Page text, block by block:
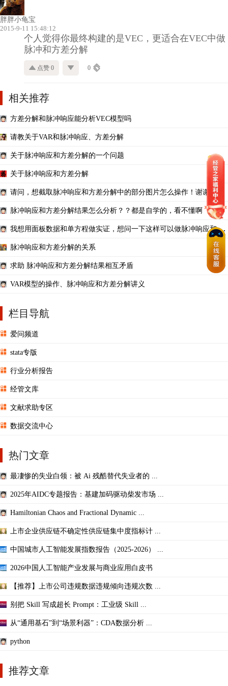
胖胖小龟宝
2015-9-11 15:48:12
个人觉得你最终构建的是VEC，更适合在VEC中做
脉冲和方差分解
点赞 0 0
相关推荐
方差分解和脉冲响应能分析VEC模型吗
请教关于VAR和脉冲响应、方差分解
关于脉冲响应和方差分解的一个问题
关于脉冲响应和方差分解
请问，想截取脉冲响应和方差分解中的部分图片怎么操作！谢谢！
脉冲响应和方差分解结果怎么分析？？都是自学的，看不懂啊
我想用面板数据和单方程做实证，想问一下这样可以做脉冲响应和方
脉冲响应和方差分解的关系
求助 脉冲响应和方差分解结果相互矛盾
VAR模型的操作、脉冲响应和方差分解讲义
栏目导航
爱问频道
stata专版
行业分析报告
经管文库
文献求助专区
数据交流中心
热门文章
最凄惨的失业白领：被 Ai 残酷替代失业者的 ...
2025年AIDC专题报告：基建加码驱动柴发市场 ...
Hamiltonian Chaos and Fractional Dynamic ...
上市企业供应链不确定性供应链集中度指标计 ...
中国城市人工智能发展指数报告（2025-2026） ...
2026中国人工智能产业发展与商业应用白皮书
【推荐】上市公司违规数据违规倾向违规次数 ...
别把 Skill 写成超长 Prompt：工业级 Skill ...
从“通用基石”到“场景利器”：CDA数据分析 ...
python
推荐文章